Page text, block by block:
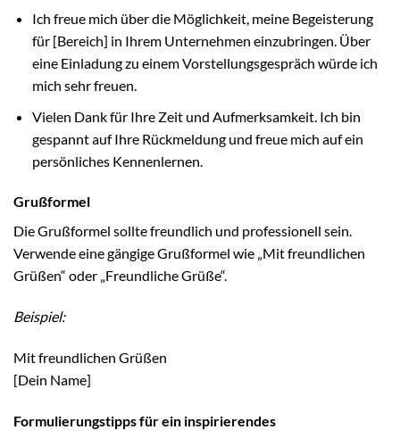
Ich freue mich über die Möglichkeit, meine Begeisterung
für [Bereich] in Ihrem Unternehmen einzubringen. Über
eine Einladung zu einem Vorstellungsgespräch würde ich
mich sehr freuen.
Vielen Dank für Ihre Zeit und Aufmerksamkeit. Ich bin
gespannt auf Ihre Rückmeldung und freue mich auf ein
persönliches Kennenlernen.
Grußformel
Die Grußformel sollte freundlich und professionell sein.
Verwende eine gängige Grußformel wie „Mit freundlichen
Grüßen“ oder „Freundliche Grüße“.
Beispiel:
Mit freundlichen Grüßen
[Dein Name]
Formulierungstipps für ein inspirierendes